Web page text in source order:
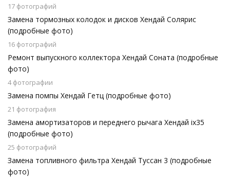
17 фотографий
Замена тормозных колодок и дисков Хендай Солярис
(подробные фото)
16 фотографий
Ремонт выпускного коллектора Хендай Соната (подробные
фото)
4 фотографии
Замена помпы Хендай Гетц (подробные фото)
21 фотография
Замена амортизаторов и переднего рычага Хендай ix35
(подробные фото)
25 фотографий
Замена топливного фильтра Хендай Туссан 3 (подробные
фото)